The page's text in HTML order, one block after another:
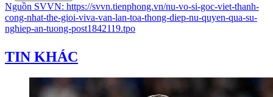
Nguồn SVVN: https://svvn.tienphong.vn/nu-vo-si-goc-viet-thanh-
cong-nhat-the-gioi-viva-van-lan-toa-thong-diep-nu-quyen-qua-su-
nghiep-an-tuong-post1842119.tpo
TIN KHÁC